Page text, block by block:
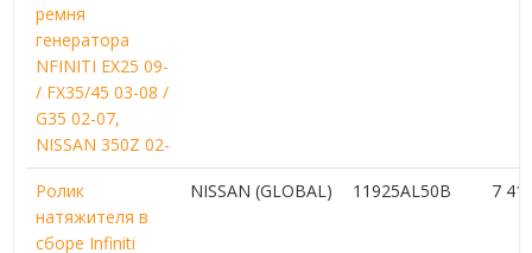
ремня
генератора
NFINITI EX25 09-
/ FX35/45 03-08 /
G35 02-07,
NISSAN 350Z 02-
Ролик
натяжителя в
сборе Infiniti
NISSAN (GLOBAL) 11925AL50B 7